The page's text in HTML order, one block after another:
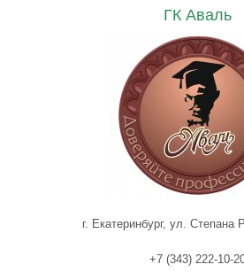
ГК Аваль
г. Екатеринбург, ул. Степана
+7 (343) 222-10-